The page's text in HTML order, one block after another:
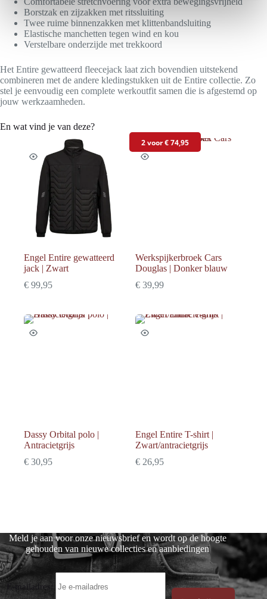
Borstzak en zijzakken met ritssluiting
Twee ruime binnenzakken met klittenbandsluiting
Elastische manchetten tegen wind en kou
Verstelbare onderzijde met trekkoord
Het Entire gewatteerd fleecejack laat zich bovendien uitstekend
combineren met de andere kledingstukken uit de Entire collectie. Zo
stel je eenvoudig een complete werkoutfit samen die is afgestemd op
jouw werkzaamheden.
En wat vind je van deze?
Engel Entire gewatteerd
jack | Zwart
€ 99,95
Werkspijkerbroek Cars
Douglas | Donker blauw
€ 39,99
Dassy Orbital polo |
Antracietgrijs
€ 30,95
Engel Entire T-shirt |
Zwart/antracietgrijs
€ 26,95
Meld je aan voor onze nieuwsbrief en wordt op de hoogte
gehouden van nieuwe collecties en aanbiedingen
E-mailadres:
2 voor € 74,95